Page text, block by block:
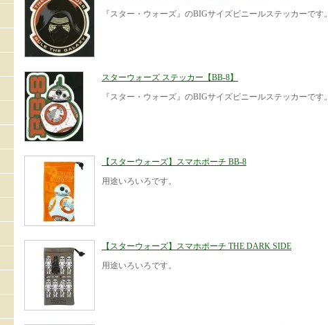
『スター・ウォーズ』のBIGサイズビニールステッカーです。
スターウォーズ ステッカー【BB-8】
『スター・ウォーズ』のBIGサイズビニールステッカーです。
【スターウォーズ】スマホポーチ BB-8
用途いろいろです。
【スターウォーズ】スマホポーチ THE DARK SIDE
用途いろいろです。